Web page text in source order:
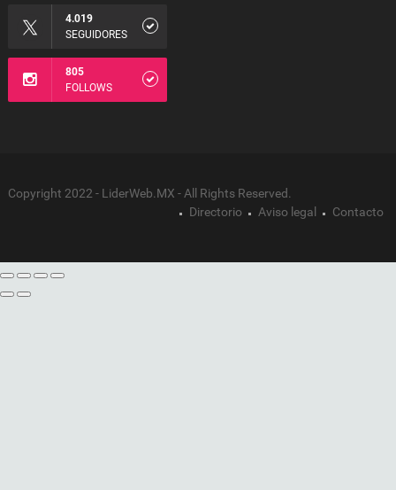
4.019
SEGUIDORES
805
FOLLOWS
Copyright 2022 - LiderWeb.MX - All Rights Reserved.
Directorio
Aviso legal Contacto